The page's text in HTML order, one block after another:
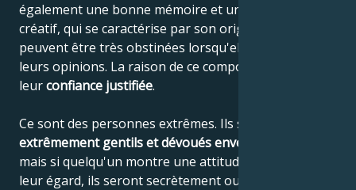
également une bonne mémoire et un esprit très
créatif, qui se caractérise par son originalité. Elles
peuvent être très obstinées lorsqu'elles défendent
leurs opinions. La raison de ce comportement est
leurconfiance justifiée.
Ce sont des personnes extrêmes. Ils sont
extrêmement gentils et dévoués envers leurs amis
mais si quelqu'un montre une attitude négative à
leur égard, ils seront secrètement ou même